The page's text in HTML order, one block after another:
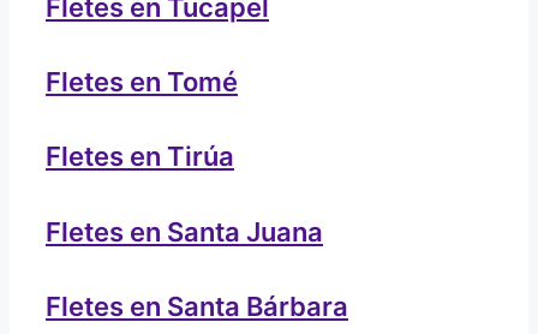
Fletes en Tucapel
Fletes en Tomé
Fletes en Tirúa
Fletes en Santa Juana
Fletes en Santa Bárbara